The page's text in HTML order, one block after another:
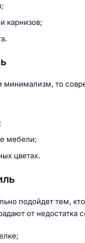
карнизов;
минимализм, то
мебели;
цветах.
подойдет тем,
от недостатка